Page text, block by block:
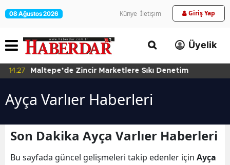
08 Ağustos 2026 Künye İletişim Giriş Yap
Üyelik
14:27 Maltepe’de Zincir Marketlere Sıkı Denetim
Ayça Varlıer Haberleri
Son Dakika Ayça Varlıer Haberleri
Bu sayfada güncel gelişmeleri takip edenler için Ayça